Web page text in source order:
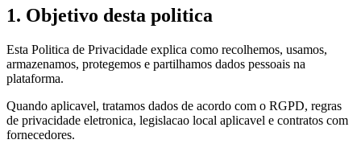
1. Objetivo desta politica
Esta Politica de Privacidade explica como recolhemos, usamos,
armazenamos, protegemos e partilhamos dados pessoais na
plataforma.
Quando aplicavel, tratamos dados de acordo com o RGPD, regras
de privacidade eletronica, legislacao local aplicavel e contratos com
fornecedores.